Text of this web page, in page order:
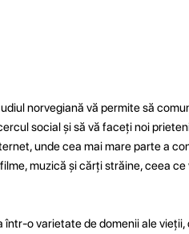
norvegiană vă permite să
social și să vă faceți noi
unde cea mai mare parte a
muzică și cărți străine, ceea
o varietate de domenii ale vieții,